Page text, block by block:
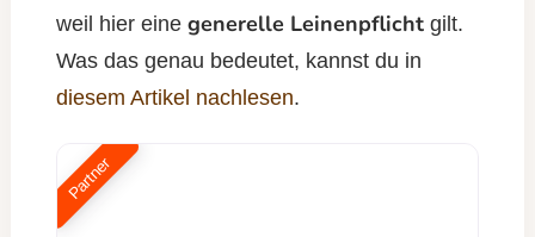
weil hier eine generelle Leinenpflichtgilt.
Was das genau bedeutet, kannst du in
diesem Artikel nachlesen.
Partner